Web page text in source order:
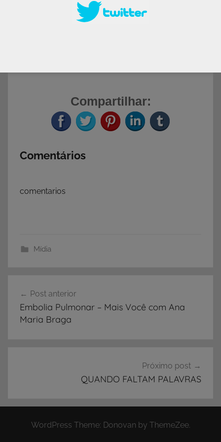
Post original no Facebook
Compartilhar:
Comentários
comentarios
Mídia
de
Post
Post anterior
Embolia Pulmonar – Mais Você com Ana
Maria Braga
Próximo post
QUANDO FALTAM PALAVRAS
WordPress Theme: Donovan by ThemeZee.